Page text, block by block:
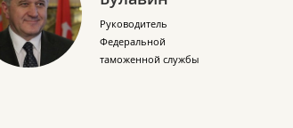
Руководитель
Федеральной
таможенной службы